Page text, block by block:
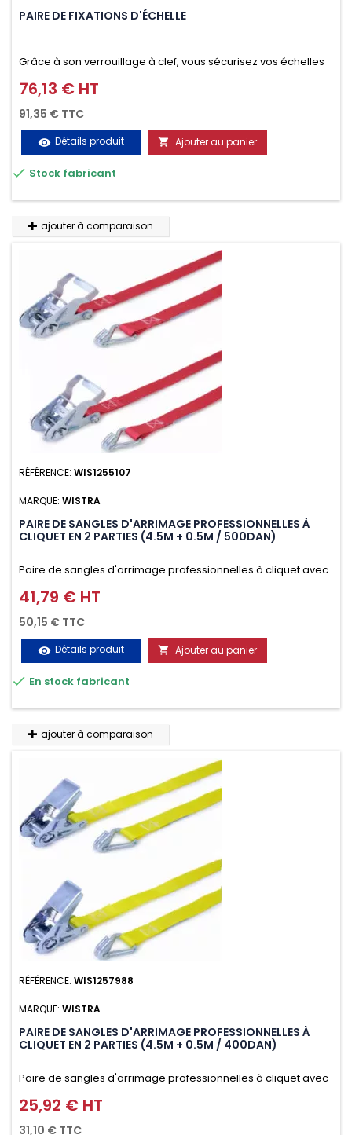
PAIRE DE FIXATIONS D'ÉCHELLE
Grâce à son verrouillage à clef, vous sécurisez vos échelles
d'un seul geste aussi bien contre le vol que pendant le
transport. Référence vendue par paire.
Prix
76,13 € HT
91,35 € TTC
visibility Détails produit  Ajouter au panier
 Stock fabricant
ajouter à comparaison
RÉFÉRENCE: WIS1255107
MARQUE: WISTRA
PAIRE DE SANGLES D'ARRIMAGE PROFESSIONNELLES À
CLIQUET EN 2 PARTIES (4.5M + 0.5M / 500DAN)
Paire de sangles d'arrimage professionnelles à cliquet avec
crochet en 2 parties (4.5M + 0.5M / 500daN), simple et rapide
d'utilisation. Permet d'arrimer et de sécuriser vos
chargements pendant le transport. Matière polyester très
résistante aux UV et aux variations de températures,
n'absorbe pas l'eau.
Prix
41,79 € HT
50,15 € TTC
visibility Détails produit  Ajouter au panier
 En stock fabricant
ajouter à comparaison
RÉFÉRENCE: WIS1257988
MARQUE: WISTRA
PAIRE DE SANGLES D'ARRIMAGE PROFESSIONNELLES À
CLIQUET EN 2 PARTIES (4.5M + 0.5M / 400DAN)
Paire de sangles d'arrimage professionnelles à cliquet avec
crochet en 2 parties (4.5M + 0.5M / 400daN), simple et rapide
d'utilisation. Permet d'arrimer et de sécuriser
Prix
25,92 € HT
31,10 € TTC